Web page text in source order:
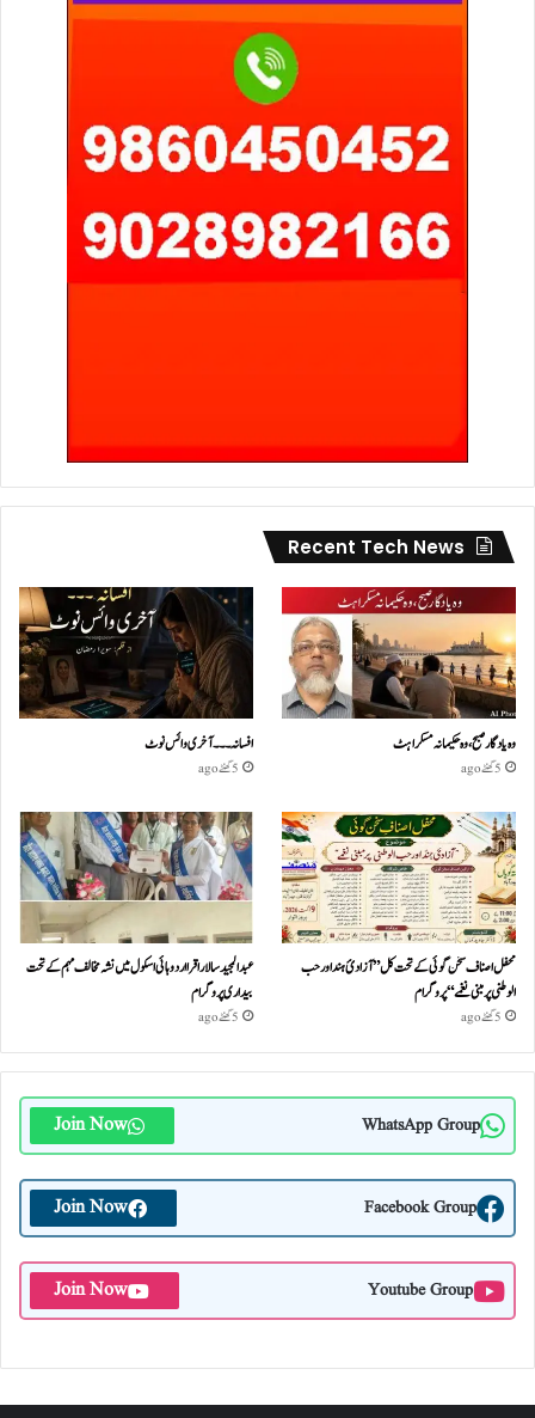
Recent Tech News
وہ یادگار صبح، وہ حکیمانہ مسکراہٹ
5 گھنٹے ago
افسانہ۔۔۔آخری وائس نوٹ
5 گھنٹے ago
محفل اصناف سخن گوئی کے تحت کل ”آزادئ ہند اور حب
الوطنی پر مبنی نغمے“پروگرام
5 گھنٹے ago
عبدالمجید سالار اقرا اردو ہائی اسکول میں نشہ مخالف مہم کے تحت
بیداری پروگرام
5 گھنٹے ago
WhatsApp Group
Join Now
Facebook Group
Join Now
Youtube Group
Join Now